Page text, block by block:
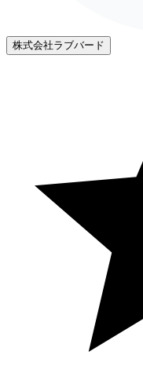
株式会社ラブバード